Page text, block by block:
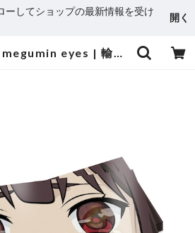
ーしてショップの最新情報を受け
開く
boba！ megumin eyes | 輸入アニメステッカー専門店 SUNSET Stickers Store